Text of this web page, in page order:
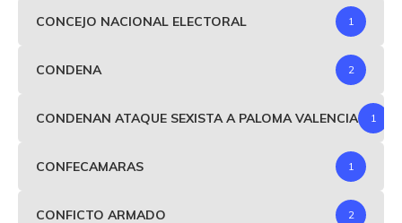
CONCEJO NACIONAL ELECTORAL 1
CONDENA 2
CONDENAN ATAQUE SEXISTA A PALOMA VALENCIA 1
CONFECAMARAS 1
CONFICTO ARMADO 2